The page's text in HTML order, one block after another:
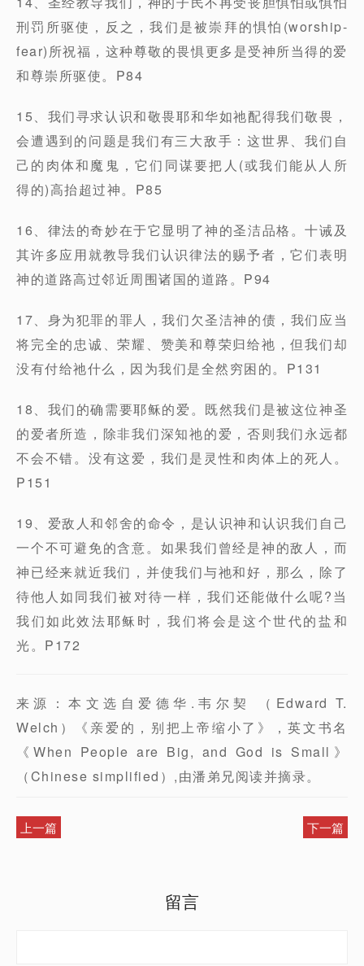
刑罚所驱使，反之，我们是被崇拜的惧怕(worship-
fear)所祝福，这种尊敬的畏惧更多是受神所当得的爱
和尊崇所驱使。P84
15、我们寻求认识和敬畏耶和华如祂配得我们敬畏，
会遭遇到的问题是我们有三大敌手：这世界、我们自
己的肉体和魔鬼，它们同谋要把人(或我们能从人所
得的)高抬超过神。P85
16、律法的奇妙在于它显明了神的圣洁品格。十诫及
其许多应用就教导我们认识律法的赐予者，它们表明
神的道路高过邻近周围诸国的道路。P94
17、身为犯罪的罪人，我们欠圣洁神的债，我们应当
将完全的忠诚、荣耀、赞美和尊荣归给祂，但我们却
没有付给祂什么，因为我们是全然穷困的。P131
18、我们的确需要耶稣的爱。既然我们是被这位神圣
的爱者所造，除非我们深知祂的爱，否则我们永远都
不会不错。没有这爱，我们是灵性和肉体上的死人。
P151
19、爱敌人和邻舍的命令，是认识神和认识我们自己
一个不可避免的含意。如果我们曾经是神的敌人，而
神已经来就近我们，并使我们与祂和好，那么，除了
待他人如同我们被对待一样，我们还能做什么呢?当
我们如此效法耶稣时，我们将会是这个世代的盐和
光。P172
来源：本文选自爱德华.韦尔契 （Edward T.
Welch）《亲爱的，别把上帝缩小了》，英文书名
《When People are Big, and God is Small》
（Chinese simplified）,由潘弟兄阅读并摘录。
上一篇 下一篇
留言